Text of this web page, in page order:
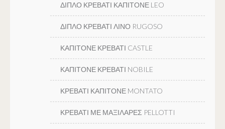
ΔΙΠΛΟ ΚΡΕΒΑΤΙ ΚΑΠΙΤΟΝΕ LEO
ΔΙΠΛΟ ΚΡΕΒΑΤΙ ΛΙΝΟ RUGOSO
ΚΑΠΙΤΟΝΕ ΚΡΕΒΑΤΙ CASTLE
ΚΑΠΙΤΟΝΕ ΚΡΕΒΑΤΙ NOBILE
ΚΡΕΒΑΤΙ ΚΑΠΙΤΟΝΕ MONTATO
ΚΡΕΒΑΤΙ ΜΕ ΜΑΞΙΛΑΡΕΣ PELLOTTI